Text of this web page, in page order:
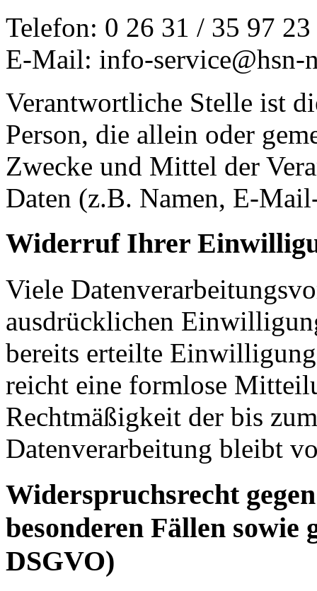
Telefon: 0 26 31 / 35 97 23
E-Mail: info-service@hsn-
Verantwortliche Stelle ist
Person, die allein oder
Zwecke und Mittel der
Daten (z.B. Namen, E-
Widerruf Ihrer
Viele
ausdrücklichen
bereits erteilte
reicht eine formlose
Rechtmäßigkeit der bis
Datenverarbeitung bleibt
Widerspruchsrecht
besonderen Fällen
DSGVO)